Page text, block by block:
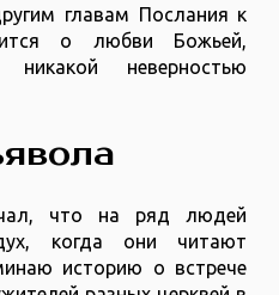
главам Послания к
о любви Божьей,
неверностью
что на ряд людей
когда они читают
историю о встрече